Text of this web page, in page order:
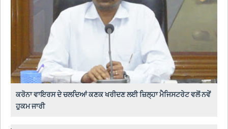
ਕਰੋਨਾ ਵਾਇਰਸ ਦੇ ਚਲਦਿਆਂ ਕਣਕ ਖਰੀਦਣ ਲਈ ਜ਼ਿਲ੍ਹਾ ਮੈਜਿਸਟਰੇਟ ਵਲੋਂ ਨਵੇਂ
ਹੁਕਮ ਜਾਰੀ